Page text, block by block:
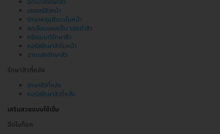
เลเซอร์สิวหน้า
รักษาหลุมสิวบนใบหน้า
ลดเลือนแผลเป็น รอยดำสิว
ทรีตเมนต์รักษาสิว
คอร์สรักษาสิวใบหน้า
ฉายแสงรักษาสิว
รักษาสิวที่หลัง
รักษาสิวที่หลัง
คอร์สรักษาสิวที่หลัง
เสริมสวยแบบใช้เข็ม
ฉีดโบท็อก